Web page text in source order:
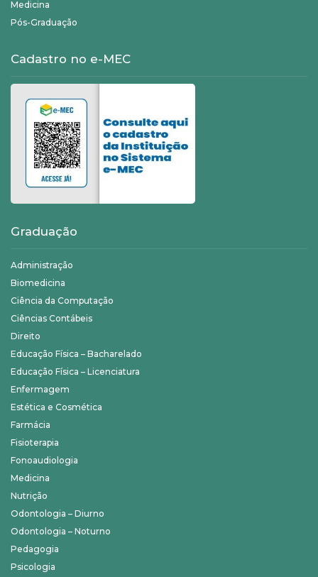
Medicina
Pós-Graduação
Cadastro no e-MEC
Graduação
Administração
Biomedicina
Ciência da Computação
Ciências Contábeis
Direito
Educação Física – Bacharelado
Educação Física – Licenciatura
Enfermagem
Estética e Cosmética
Farmácia
Fisioterapia
Fonoaudiologia
Medicina
Nutrição
Odontologia – Diurno
Odontologia – Noturno
Pedagogia
Psicologia